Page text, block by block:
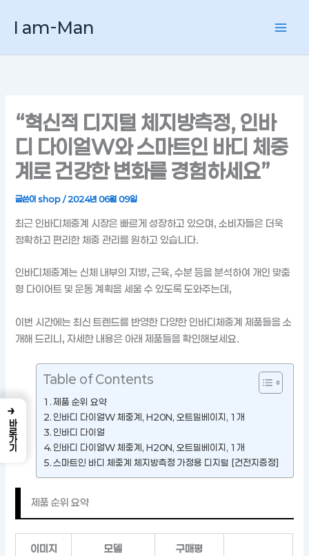
로
I am-Man
“혁신적 디지털 체지방측정, 인바
디 다이얼W와 스마트인 바디 체중
계로 건강한 변화를 경험하세요”
글쓴이shop/2024년 06월 09일
최근 인바디체중계 시장은 빠르게 성장하고 있으며, 소비자들은 더욱
정확하고 편리한 체중 관리를 원하고 있습니다.
인바디체중계는 신체 내부의 지방, 근육, 수분 등을 분석하여 개인 맞춤
형 다이어트 및 운동 계획을 세울 수 있도록 도와주는데,
이번 시간에는 최신 트렌드를 반영한 다양한 인바디체중계 제품들을 소
개해 드리니, 자세한 내용은 아래 제품들을 확인해보세요.
Table of Contents
제품 순위 요약
인바디 다이얼W 체중계, H20N, 오트밀베이지, 1개
인바디 다이얼
인바디 다이얼W 체중계, H20N, 오트밀베이지, 1개
스마트인 바디 체중계 체지방측정 가정용 디지털 [건전지증정]
제품 순위 요약
이미지 모델 구매평
→
바로가기